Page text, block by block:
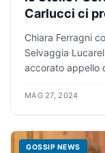
Carlucci ci
Chiara Ferragni
Selvaggia
accorato appello
MAG 27, 2024
GOSSIP NEWS